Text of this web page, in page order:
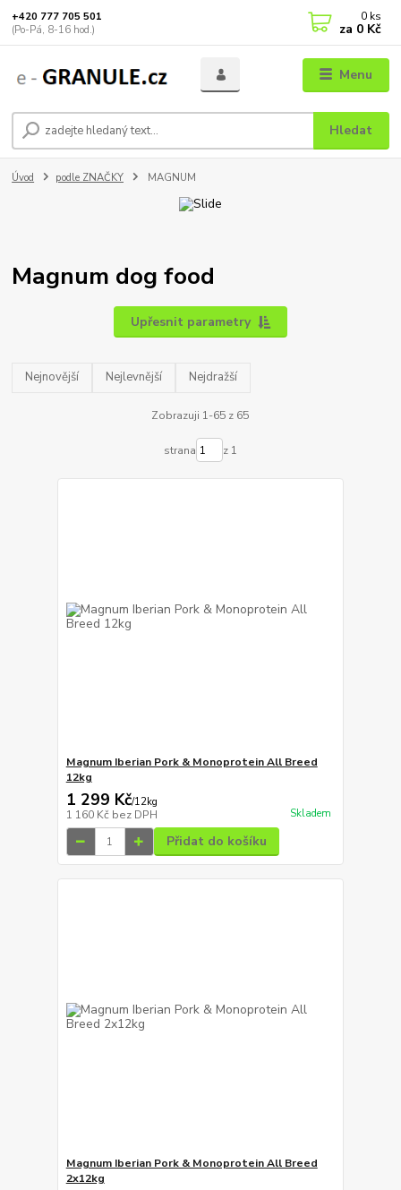
Menu
Hledat
+420 777 705 501
(Po-Pá, 8-16 hod.)
0 ks
za 0 Kč
Úvod podle ZNAČKY MAGNUM
Magnum dog food
Upřesnit parametry
Nejnovější Nejlevnější Nejdražší
Zobrazuji 1-65 z 65
strana z 1
Magnum Iberian Pork & Monoprotein All Breed
12kg
1 299 Kč/12kg
1 160 Kč bez DPH Skladem
Přidat do košíku
Magnum Iberian Pork & Monoprotein All Breed
2x12kg